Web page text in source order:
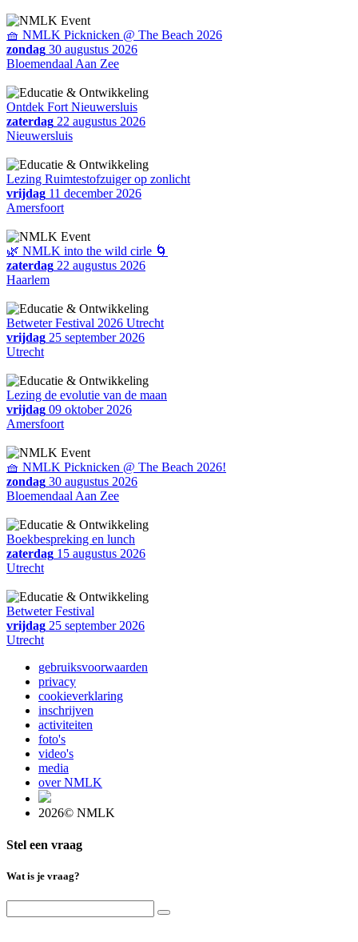
🧺 NMLK Picknicken @ The Beach 2026
zondag 30 augustus 2026
Bloemendaal Aan Zee
Ontdek Fort Nieuwersluis
zaterdag 22 augustus 2026
Nieuwersluis
Lezing Ruimtestofzuiger op zonlicht
vrijdag 11 december 2026
Amersfoort
🌿 NMLK into the wild cirle 🌀
zaterdag 22 augustus 2026
Haarlem
Betweter Festival 2026 Utrecht
vrijdag 25 september 2026
Utrecht
Lezing de evolutie van de maan
vrijdag 09 oktober 2026
Amersfoort
🧺 NMLK Picknicken @ The Beach 2026!
zondag 30 augustus 2026
Bloemendaal Aan Zee
Boekbespreking en lunch
zaterdag 15 augustus 2026
Utrecht
Betweter Festival
vrijdag 25 september 2026
Utrecht
gebruiksvoorwaarden
privacy
cookieverklaring
inschrijven
activiteiten
foto's
video's
media
over NMLK
2026© NMLK
Stel een vraag
Wat is je vraag?